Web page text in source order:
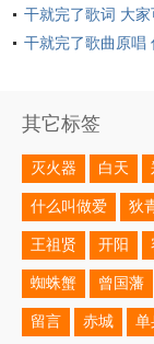
歌曲 动物 植物
干就完了歌词 大
干就完了歌曲原唱
其它标签
灭火器 白天
什么叫做爱 狄
王祖贤 开阳
蜘蛛蟹 曾国藩
留言 赤城 单